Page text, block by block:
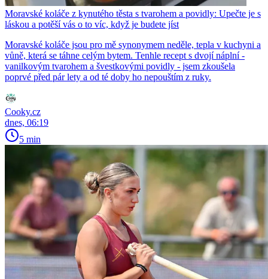
Moravské koláče z kynutého těsta s tvarohem a povidly: Upečte je s
láskou a potěší vás o to víc, když je budete jíst
Moravské koláče jsou pro mě synonymem neděle, tepla v kuchyni a
vůně, která se táhne celým bytem. Tenhle recept s dvojí náplní -
vanilkovým tvarohem a švestkovými povidly - jsem zkoušela
poprvé před pár lety a od té doby ho nepouštím z ruky.
Cooky.cz
dnes, 06:19
5 min